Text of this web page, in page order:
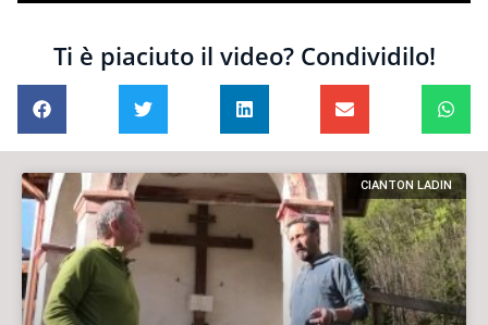
Ti è piaciuto il video? Condividilo!
CIANTON LADIN